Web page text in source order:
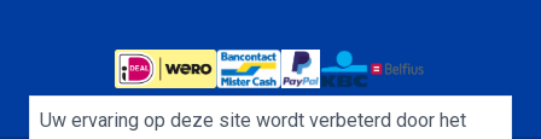
Uw ervaring op deze site wordt verbeterd door het